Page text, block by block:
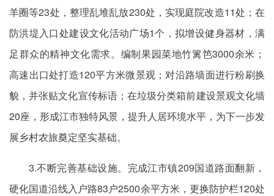
羊圈等23处，整理乱堆乱放230处，实现庭院改造11处；在
防洪堤入口处建设文化活动广场1个，拟增设健身器材，满
足群众的精神文化需求。编制果园菜地竹篱笆3000余米；
高速出口处打造120平方米微景观；对沿路墙面进行粉刷换
貌，并张贴文化宣传标语；在垃圾分类箱前建设景观文化墙
20座，形成江市独特风景，提升人居环境水平，为下一步发
展乡村农旅奠定坚实基础。
3.不断完善基础设施。完成江市镇209国道路面翻新，
硬化国道沿线入户路83户2500余平方米，更换防护栏120处